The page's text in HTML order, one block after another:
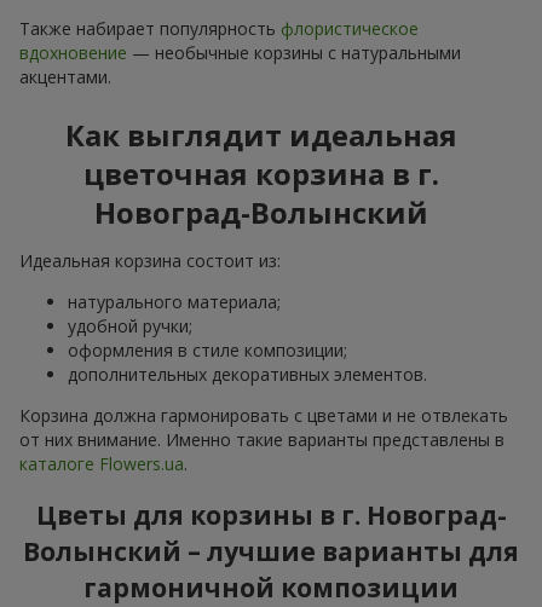
Также набирает популярность флористическое
вдохновение — необычные корзины с натуральными
акцентами.
Как выглядит идеальная
цветочная корзина в г.
Новоград-Волынский
Идеальная корзина состоит из:
натурального материала;
удобной ручки;
оформления в стиле композиции;
дополнительных декоративных элементов.
Корзина должна гармонировать с цветами и не отвлекать
от них внимание. Именно такие варианты представлены в
каталоге Flowers.ua.
Цветы для корзины в г. Новоград-
Волынский – лучшие варианты для
гармоничной композиции